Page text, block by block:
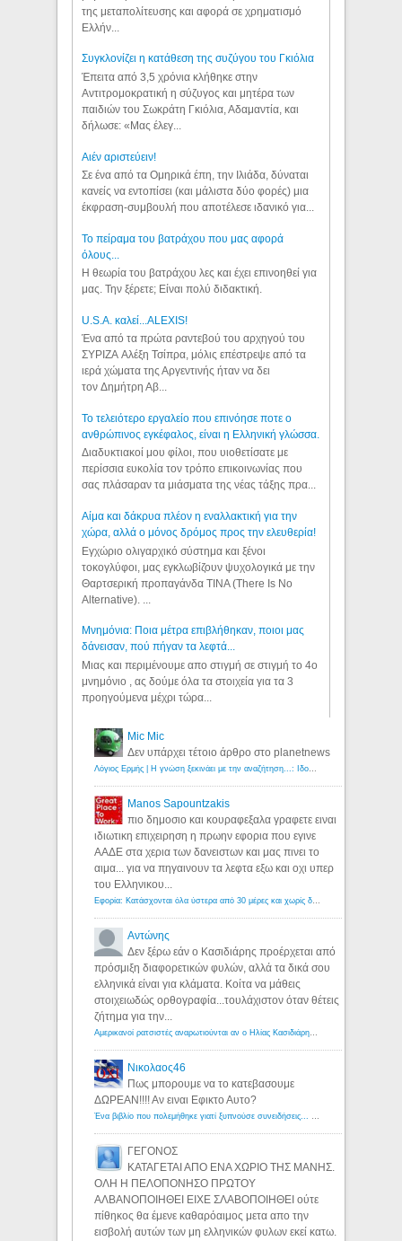
της μεταπολίτευσης και αφορά σε χρηματισμό
Ελλήν...
Συγκλονίζει η κατάθεση της συζύγου του Γκιόλια
Έπειτα από 3,5 χρόνια κλήθηκε στην
Αντιτρομοκρατική η σύζυγος και μητέρα των
παιδιών του Σωκράτη Γκιόλια, Αδαμαντία, και
δήλωσε: «Μας έλεγ...
Aιέν αριστεύειν!
Σε ένα από τα Ομηρικά έπη, την Ιλιάδα, δύναται
κανείς να εντοπίσει (και μάλιστα δύο φορές) μια
έκφραση-συμβουλή που αποτέλεσε ιδανικό για...
Το πείραμα του βατράχου που μας αφορά
όλους...
Η θεωρία του βατράχου λες και έχει επινοηθεί για
μας. Την ξέρετε; Είναι πολύ διδακτική.
U.S.A. καλεί...ALEXIS!
Ένα από τα πρώτα ραντεβού του αρχηγού του
ΣΥΡΙΖΑ Αλέξη Τσίπρα, μόλις επέστρεψε από τα
ιερά χώματα της Αργεντινής ήταν να δει
τον Δημήτρη Αβ...
Το τελειότερο εργαλείο που επινόησε ποτε ο
ανθρώπινος εγκέφαλος, είναι η Ελληνική γλώσσα.
Διαδυκτιακοί μου φίλοι, που υιοθετίσατε με
περίσσια ευκολία τον τρόπο επικοινωνίας που
σας πλάσαραν τα μιάσματα της νέας τάξης πρα...
Αίμα και δάκρυα πλέον η εναλλακτική για την
χώρα, αλλά ο μόνος δρόμος προς την ελευθερία!
Εγχώριο ολιγαρχικό σύστημα και ξένοι
τοκογλύφοι, μας εγκλωβίζουν ψυχολογικά με την
Θαρτσερική προπαγάνδα TINA (There Is No
Alternative). ...
Μνημόνια: Ποια μέτρα επιβλήθηκαν, ποιοι μας
δάνεισαν, πού πήγαν τα λεφτά...
Μιας και περιμένουμε απο στιγμή σε στιγμή το 4ο
μνημόνιο , ας δούμε όλα τα στοιχεία για τα 3
προηγούμενα μέχρι τώρα...
Mic Mic
Δεν υπάρχει τέτοιο άρθρο στο planetnews
Λόγιος Ερμής | Η γνώση ξεκινάει με την αναζήτηση...: Ιδού οι 18 που χρωστούν 11 δις ευρώ!
Manos Sapountzakis
πιο δημοσιο και κουραφεξαλα γραφετε ειναι
ιδιωτικη επιχειρηση η πρωην εφορια που εγινε
ΑΑΔΕ στα χερια των δανειστων και μας πινει το
αιμα... για να πηγαινουν τα λεφτα εξω και οχι υπερ
του Ελληνικου...
Εφορία: Κατάσχονται όλα ύστερα από 30 μέρες και χωρίς δικαστικές αποφάσεις - Λόγιος Ερμής
Αντώνης
Δεν ξέρω εάν ο Κασιδιάρης προέρχεται από
πρόσμιξη διαφορετικών φυλών, αλλά τα δικά σου
ελληνικά είναι για κλάματα. Κοίτα να μάθεις
στοιχειωδώς ορθογραφία...τουλάχιστον όταν θέτεις
ζήτημα για την...
Αμερικανοί ρατσιστές αναρωτιούνται αν ο Ηλίας Κασιδιάρης ανήκει στη λευκή φυλή... - Λόγιος Ερμής
Νικολαος46
Πως μπορουμε να το κατεβασουμε
ΔΩΡΕΑΝ!!!! Αν ειναι Εφικτο Αυτο?
Ένα βιβλίο που πολεμήθηκε γιατί ξυπνούσε συνειδήσεις... - Λόγιος Ερμής | Η γνώση ξεκινάει με την αναζήτηση...
ΓΕΓΟΝΟΣ
ΚΑΤΑΓΕΤΑΙ ΑΠΟ ΕΝΑ ΧΩΡΙΟ ΤΗΣ ΜΑΝΗΣ.
ΟΛΗ Η ΠΕΛΟΠΟΝΗΣΟ ΠΡΩΤΟΥ
ΑΛΒΑΝΟΠΟΙΗΘΕΙ ΕΙΧΕ ΣΛΑΒΟΠΟΙΗΘΕΙ ούτε
πίθηκος θα έμενε καθαρόαιμος μετα απο την
εισβολή αυτών των μη ελληνικών φυλων εκεί κατω.